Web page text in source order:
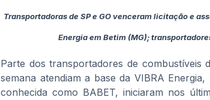
Transportadoras de SP e GO venceram licitação e
Energia em Betim (MG);
Parte dos transportadores de combustíveis
semana atendiam a base da VIBRA
conhecida como BABET, iniciaram nos